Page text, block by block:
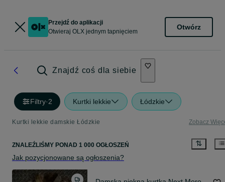
Przejdź do aplikacji
Otwieraj OLX jednym tapnięciem
Otwórz
Znajdź coś dla siebie
Filtry·2 Kurtki lekkie Łódzkie
Kurtki lekkie damskie Łódzkie Zobacz
ZNALEŹLIŚMY PONAD 1 000 OGŁOSZEŃ
Jak pozycjonowane są ogłoszenia?